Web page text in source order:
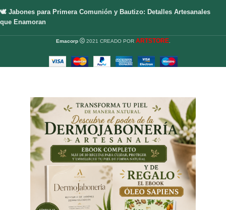
🕊️ Jabones para Primera Comunión y Bautizo: Detalles Artesanales
que Enamoran
Emacorp 2021 CREADO POR ARTSTORE.